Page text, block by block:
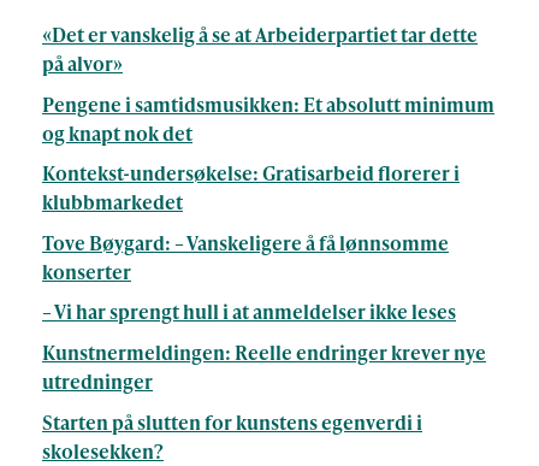
«Det er vanskelig å se at Arbeiderpartiet tar dette
på alvor»
Pengene i samtidsmusikken: Et absolutt minimum
og knapt nok det
Kontekst-undersøkelse: Gratisarbeid florerer i
klubbmarkedet
Tove Bøygard: – Vanskeligere å få lønnsomme
konserter
– Vi har sprengt hull i at anmeldelser ikke leses
Kunstnermeldingen: Reelle endringer krever nye
utredninger
Starten på slutten for kunstens egenverdi i
skolesekken?